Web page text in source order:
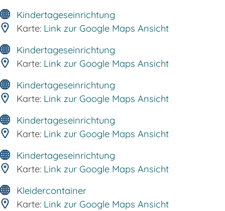
Kindertageseinrichtung
Karte: Link zur Google Maps Ansicht
Kindertageseinrichtung
Karte: Link zur Google Maps Ansicht
Kindertageseinrichtung
Karte: Link zur Google Maps Ansicht
Kindertageseinrichtung
Karte: Link zur Google Maps Ansicht
Kindertageseinrichtung
Karte: Link zur Google Maps Ansicht
Kleidercontainer
Karte: Link zur Google Maps Ansicht